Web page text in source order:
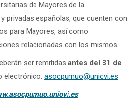
de Mayores de la
privadas españolas, que cuenten con
para Mayores, así como
relacionadas con los mismos
ser remitidas antes del 31 de
electrónico: asocpumuo@uniovi.es